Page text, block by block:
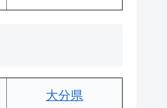
大分県